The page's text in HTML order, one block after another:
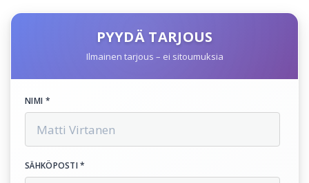
PYYDÄ TARJOUS
Ilmainen tarjous – ei sitoumuksia
NIMI *
SÄHKÖPOSTI *